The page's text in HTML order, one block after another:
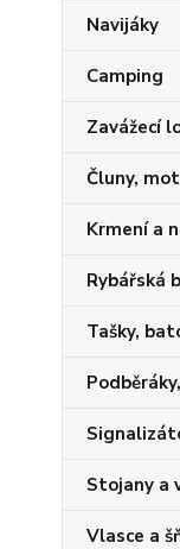
Navijáky
Camping
Zavážecí
Čluny,
Krmení a
Rybářská
Tašky,
Stojany a
Vlasce a